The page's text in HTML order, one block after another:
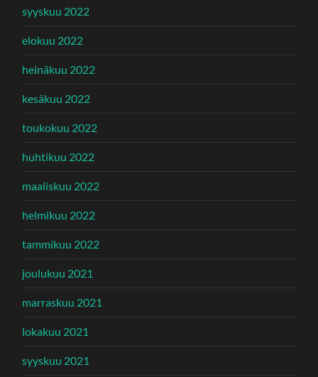
syyskuu 2022
elokuu 2022
heinäkuu 2022
kesäkuu 2022
toukokuu 2022
huhtikuu 2022
maaliskuu 2022
helmikuu 2022
tammikuu 2022
joulukuu 2021
marraskuu 2021
lokakuu 2021
syyskuu 2021